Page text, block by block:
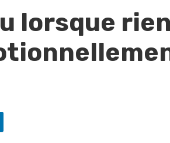
lorsque